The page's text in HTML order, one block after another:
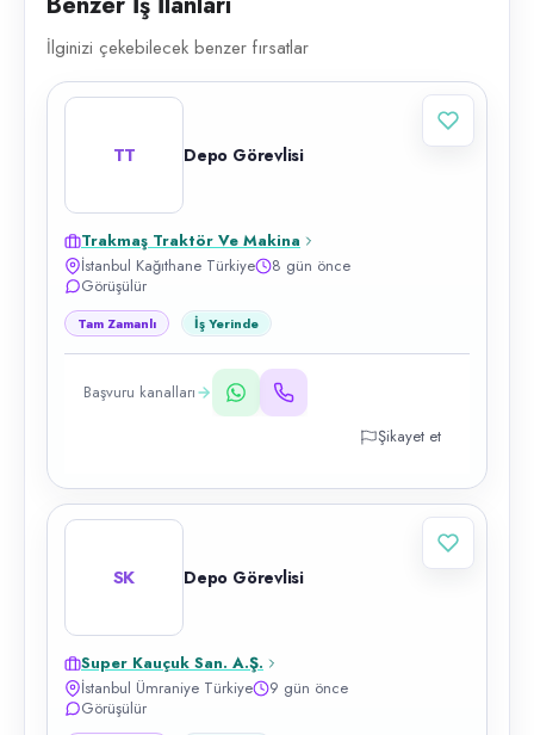
İlginizi çekebilecek benzer fırsatlar
TT Depo Görevlisi
Trakmaş Traktör Ve Makina
İstanbul Kağıthane Türkiye
8 gün önce
Görüşülür
Tam Zamanlı İş Yerinde
Başvuru kanalları
Şikayet et
SK Depo Görevlisi
Super Kauçuk San. A.Ş.
İstanbul Ümraniye Türkiye
9 gün önce
Görüşülür